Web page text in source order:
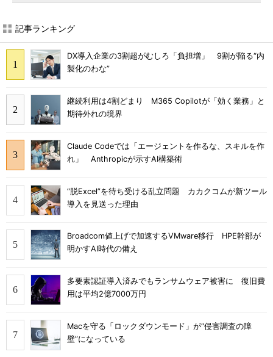
記事ランキング
DX導入企業の3割超がむしろ「負担増」 9割が陥る“内
製化のわな”
継続利用は4割どまり M365 Copilotが「効く業務」と
期待外れの境界
Claude Codeでは「エージェントを作るな、スキルを作
れ」 Anthropicが示すAI構築術
“脱Excel”を待ち受ける乱立問題 カカクコムが新ツール
導入を見送った理由
Broadcom値上げで加速するVMware移行 HPE幹部が
明かすAI時代の備え
多要素認証導入済みでもランサムウェア被害に 復旧費
用は平均2億7000万円
Macを守る「ロックダウンモード」が“侵害調査の障
壁”になっている